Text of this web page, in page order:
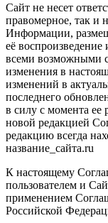
Сайт не несет
правомерное, так и
Информации,
её
всеми возможными
изменения в
изменений в
последнего
в силу с момента ее
новой редакцией
редакцию всегда
название_сайта.ru
К настоящему
пользователем и
применением
Российской